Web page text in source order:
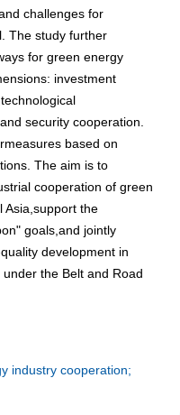
challenges for
The study further
for green energy
investment
security cooperation.
based on
The aim is to
cooperation of green
Asia,support the
goals,and jointly
development in
the Belt and Road
industry cooperation;